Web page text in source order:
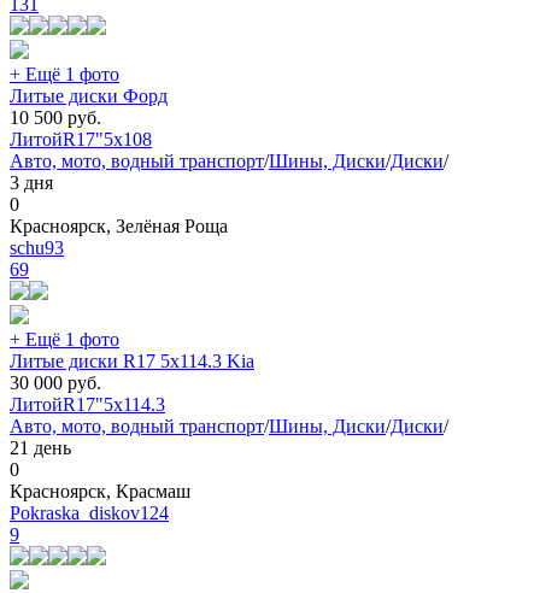
131
+ Ещё 1 фото
Литые диски Форд
10 500 руб.
ЛитойR17"5x108
Авто, мото, водный транспорт/Шины, Диски/Диски/
3 дня
0
Красноярск, Зелёная Роща
schu93
69
+ Ещё 1 фото
Литые диски R17 5x114.3 Kia
30 000 руб.
ЛитойR17"5x114.3
Авто, мото, водный транспорт/Шины, Диски/Диски/
21 день
0
Красноярск, Красмаш
Pokraska_diskov124
9